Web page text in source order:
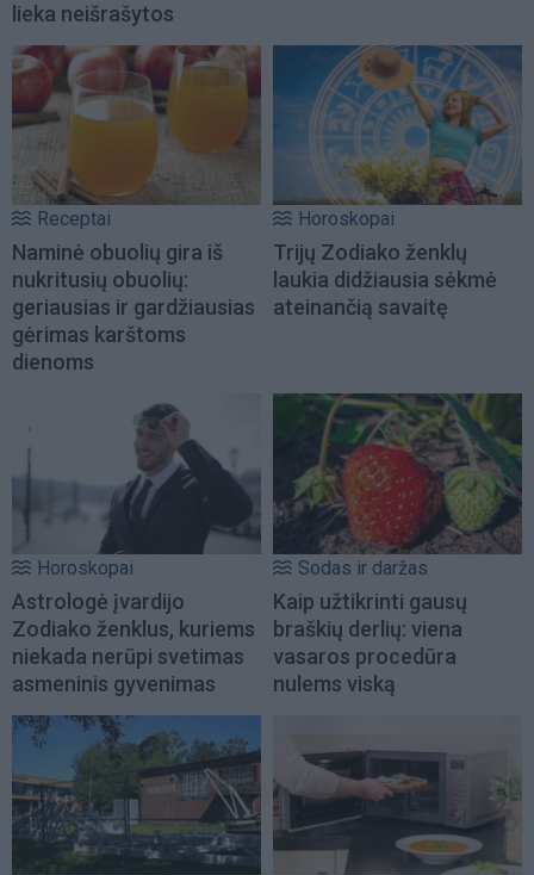
lieka neišrašytos
Receptai
Naminė obuolių gira iš
nukritusių obuolių:
geriausias ir gardžiausias
gėrimas karštoms
dienoms
Horoskopai
Trijų Zodiako ženklų
laukia didžiausia sėkmė
ateinančią savaitę
Horoskopai
Astrologė įvardijo
Zodiako ženklus, kuriems
niekada nerūpi svetimas
asmeninis gyvenimas
Sodas ir daržas
Kaip užtikrinti gausų
braškių derlių: viena
vasaros procedūra
nulems viską